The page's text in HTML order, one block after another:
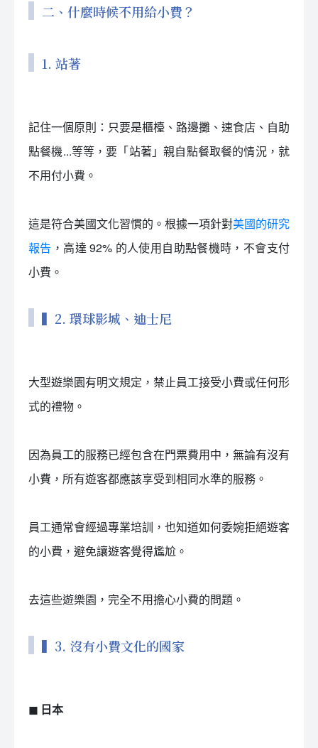
二、什麼時候不用給小費？
1. 站著
記住一個原則：只要是櫃檯、路邊攤、速食店、自助
點餐機...等等，要「站著」親自點餐取餐的情況，就
不用付小費。
這是符合美國文化習慣的。根據一項針對美國的研究
報告 ，高達 92% 的人使用自助點餐機時，不會支付
小費。
▍2. 環球影城、迪士尼
大型遊樂園有明文規定，禁止員工接受小費或任何形
式的禮物。
因為員工的服務已經包含在門票費用中，無論有沒有
小費，所有遊客都應該享受到相同水準的服務。
員工通常會經過專業培訓，也知道如何委婉拒絕遊客
的小費，避免讓遊客覺得尷尬。
去這些遊樂園，完全不用擔心小費的問題。
▍3. 沒有小費文化的國家
◼ 日本